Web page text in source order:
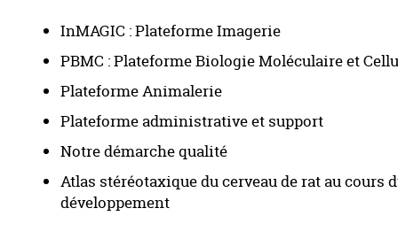
InMAGIC : Plateforme Imagerie
PBMC : Plateforme Biologie Moléculaire et
Plateforme Animalerie
Plateforme administrative et support
Notre démarche qualité
Atlas stéréotaxique du cerveau de rat au cours
développement